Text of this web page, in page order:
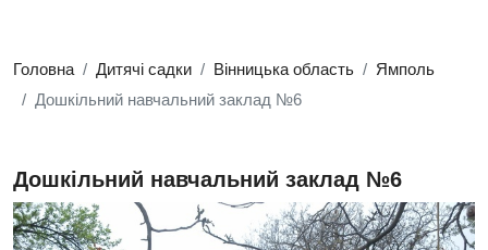
Головна Дитячі садки Вінницька область
Ямполь
Дошкільний навчальний заклад №6
Дошкільний навчальний заклад №6